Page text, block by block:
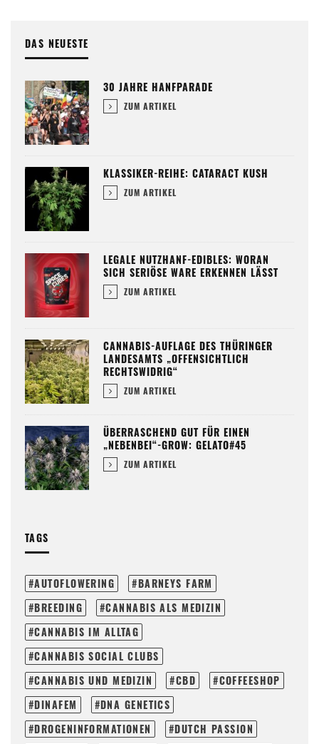
DAS NEUESTE
30 JAHRE HANFPARADE
ZUM ARTIKEL
KLASSIKER-REIHE: CATARACT KUSH
ZUM ARTIKEL
LEGALE NUTZHANF-EDIBLES: WORAN
SICH SERIÖSE WARE ERKENNEN LÄSST
ZUM ARTIKEL
CANNABIS-AUFLAGE DES THÜRINGER
LANDESAMTS „OFFENSICHTLICH
RECHTSWIDRIG“
ZUM ARTIKEL
ÜBERRASCHEND GUT FÜR EINEN
„NEBENBEI“-GROW: GELATO#45
ZUM ARTIKEL
TAGS
AUTOFLOWERING
BARNEYS FARM
BREEDING
CANNABIS ALS MEDIZIN
CANNABIS IM ALLTAG
CANNABIS SOCIAL CLUBS
CANNABIS UND MEDIZIN
CBD
COFFEESHOP
DINAFEM
DNA GENETICS
DROGENINFORMATIONEN
DUTCH PASSION